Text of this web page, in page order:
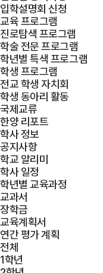
입학설명회 신청
교육 프로그램
진로탐색 프로그램
학술 전문 프로그램
학년별 특색 프로그램
학생 프로그램
전교 학생 자치회
학생 동아리 활동
국제교류
한양 리포트
학사 정보
공지사항
학교 알리미
학사 일정
학년별 교육과정
교과서
장학금
교육계획서
연간 평가 계획
전체
1학년